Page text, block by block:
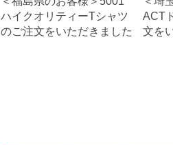
ハイクオリティーTシャツ
のご注文をいただきました
ACT
文を